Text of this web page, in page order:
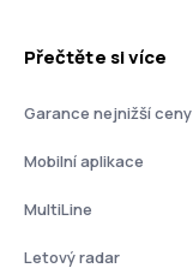
Přečtěte si více
Garance nejnižší ceny
Mobilní aplikace
MultiLine
Letový radar